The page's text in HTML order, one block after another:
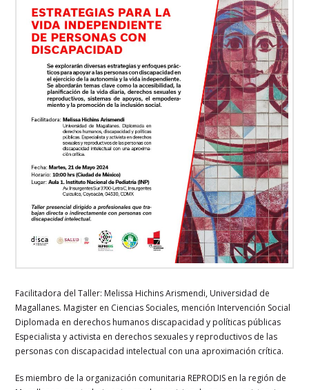
Facilitadora del Taller: Melissa Hichins Arismendi, Universidad de
Magallanes. Magister en Ciencias Sociales, mención Intervención Social
Diplomada en derechos humanos discapacidad y políticas públicas
Especialista y activista en derechos sexuales y reproductivos de las
personas con discapacidad intelectual con una aproximación crítica.
Es miembro de la organización comunitaria REPRODIS en la región de